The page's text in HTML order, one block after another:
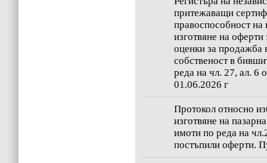
притежаващи
правоспособност
изготвяне на оферти
оценки за продажба
собственост в
реда на чл. 27, ал. 6
01.06.2026 г
Протокол относно
изготвяне на
имоти по реда на
постъпили оферти.